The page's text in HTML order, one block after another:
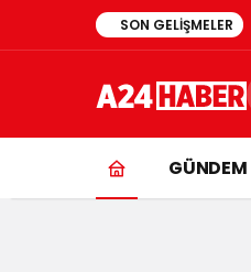
SON GELIŞMELER
GÜNDEM